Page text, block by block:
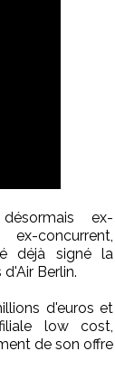
ex-
concurrent,
déjà signé la
Berlin.
d'euros et
low cost,
de son offre